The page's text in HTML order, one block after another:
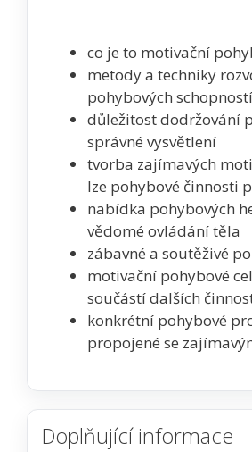
co je to motivační
metody a techniky
pohybových
důležitost dodržování
správné vysvětlení
tvorba zajímavých
lze pohybové činnosti
nabídka pohybových
vědomé ovládání těla
zábavné a soutěživé
motivační pohybové
součástí dalších
konkrétní pohybové
propojené se
Doplňující informace